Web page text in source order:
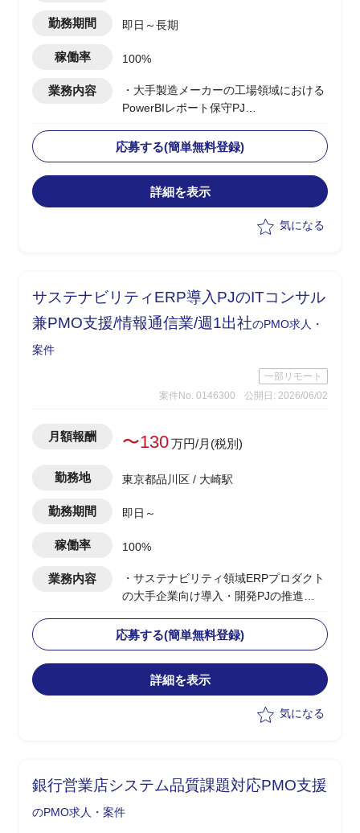
勤務期間 即日～長期
稼働率 100%
業務内容
・大手製造メーカーの工場領域における
PowerBIレポート保守PJ
としたスキルで要員募集中
・主に下記業務を担っていただく予定
-PowerBIレポートに関する保守作業
-PowerBIスキルを用いた既存レポートの
-SQL Databaseスキルを用いたPowerBI
-保守作業のための顧客との打合せ対応
(資料作成、会議参加含む)
ダー的な役割)を想定している状況
応募する(簡単無料登録)
詳細を表示
気になる
サステナビリティERP導入PJのITコンサル
兼PMO支援/情報通信業/週1出社のPMO求人・
案件
一部リモート
案件No. 0146300
公開日: 2026/06/02
月額報酬 〜130万円/月(税別)
勤務地 東京都品川区 / 大崎駅
勤務期間 即日～
稼働率 100%
業務内容
・サステナビリティ領域ERPプロダクト
の大手企業向け導入・開発PJの推進
として、提案から構想策定・PJ推進まで
一気通貫でイニシアチブをとる役割
・プロダクト導入PJのPM/PLとしての全
体推進
課題管理、顧客伴走、ステークホルダー
応募する(簡単無料登録)
詳細を表示
気になる
銀行営業店システム品質課題対応PMO支援
のPMO求人・案件